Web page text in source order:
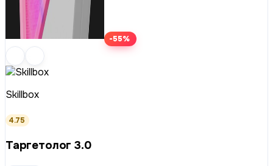
-55%
Skillbox
4.75
Таргетолог 3.0